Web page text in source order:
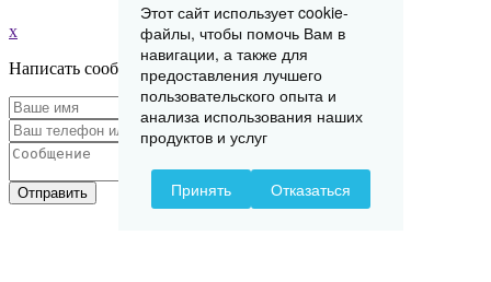
x
Написать сообщение
Отправить
Этот сайт использует cookie-
файлы, чтобы помочь Вам в
навигации, а также для
предоставления лучшего
пользовательского опыта и
анализа использования наших
продуктов и услуг
Принять Отказаться